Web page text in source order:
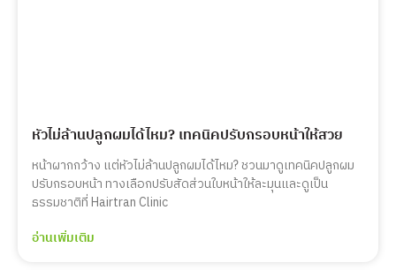
หัวไม่ล้านปลูกผมได้ไหม? เทคนิคปรับกรอบหน้าให้สวย
หน้าผากกว้าง แต่หัวไม่ล้านปลูกผมได้ไหม? ชวนมาดูเทคนิคปลูกผม
ปรับกรอบหน้า ทางเลือกปรับสัดส่วนใบหน้าให้ละมุนและดูเป็น
ธรรมชาติที่ Hairtran Clinic
อ่านเพิ่มเติม